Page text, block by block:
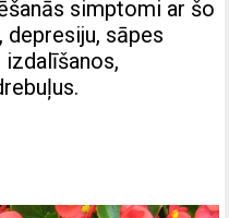
simptomi ar šo
sāpes